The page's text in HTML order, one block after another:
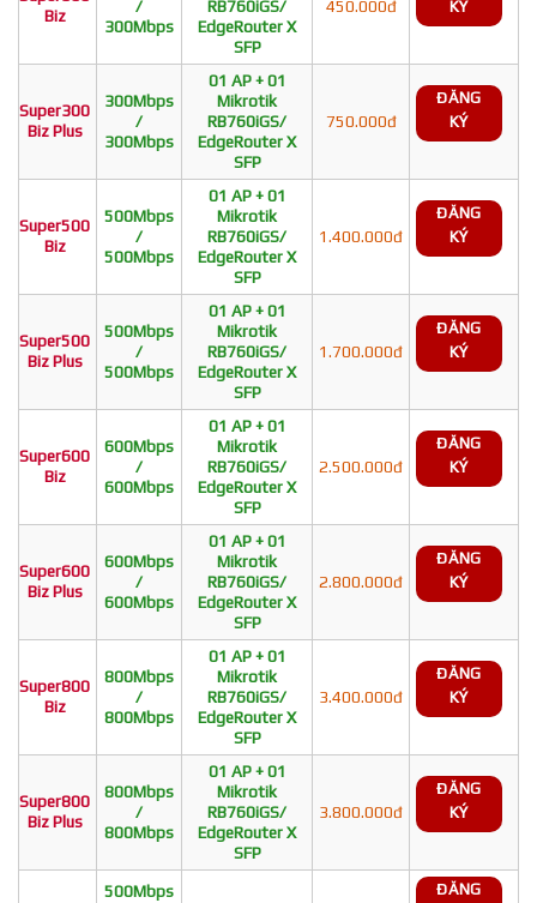
Biz
/
300Mbps
RB760iGS/
EdgeRouter X
SFP
450.000đ
KÝ
Super300
Biz Plus
300Mbps
/
300Mbps
01 AP + 01
Mikrotik
RB760iGS/
EdgeRouter X
SFP
750.000đ
ĐĂNG
KÝ
Super500
Biz
500Mbps
/
500Mbps
01 AP + 01
Mikrotik
RB760iGS/
EdgeRouter X
SFP
1.400.000đ
ĐĂNG
KÝ
Super500
Biz Plus
500Mbps
/
500Mbps
01 AP + 01
Mikrotik
RB760iGS/
EdgeRouter X
SFP
1.700.000đ
ĐĂNG
KÝ
Super600
Biz
600Mbps
/
600Mbps
01 AP + 01
Mikrotik
RB760iGS/
EdgeRouter X
SFP
2.500.000đ
ĐĂNG
KÝ
Super600
Biz Plus
600Mbps
/
600Mbps
01 AP + 01
Mikrotik
RB760iGS/
EdgeRouter X
SFP
2.800.000đ
ĐĂNG
KÝ
Super800
Biz
800Mbps
/
800Mbps
01 AP + 01
Mikrotik
RB760iGS/
EdgeRouter X
SFP
3.400.000đ
ĐĂNG
KÝ
Super800
Biz Plus
800Mbps
/
800Mbps
01 AP + 01
Mikrotik
RB760iGS/
EdgeRouter X
SFP
3.800.000đ
ĐĂNG
KÝ
500Mbps
ĐĂNG